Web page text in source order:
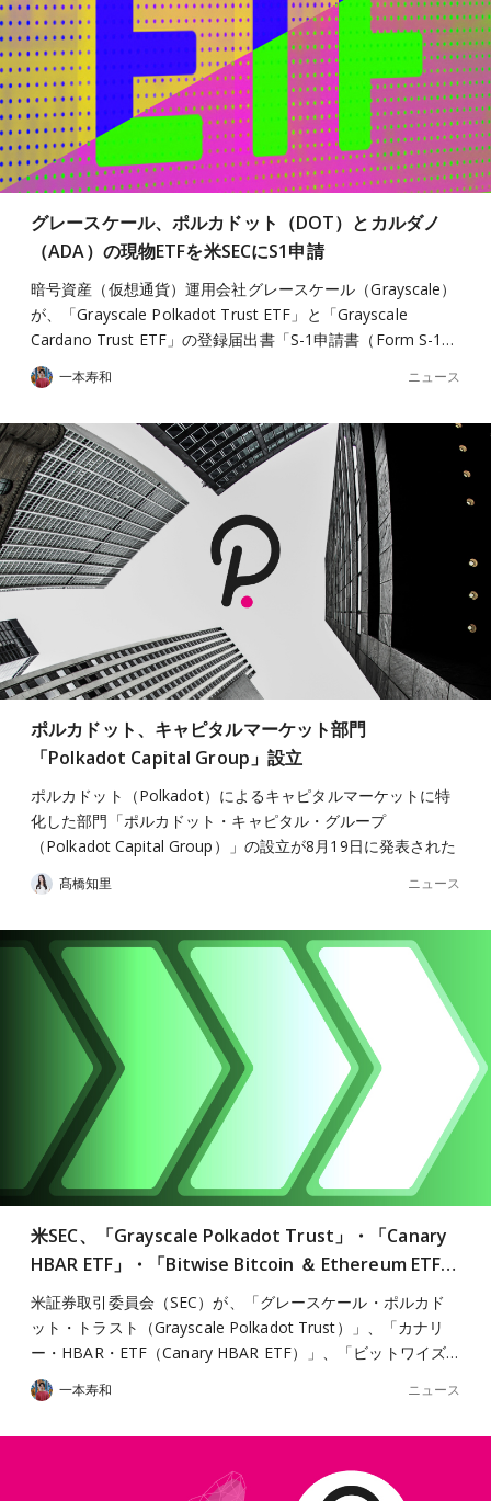
グレースケール、ポルカドット（DOT）とカルダノ
（ADA）の現物ETFを米SECにS1申請
暗号資産（仮想通貨）運用会社グレースケール（Grayscale）
が、「Grayscale Polkadot Trust ETF」と「Grayscale
Cardano Trust ETF」の登録届出書「S-1申請書（Form S-1…
一本寿和 ニュース
ポルカドット、キャピタルマーケット部門
「Polkadot Capital Group」設立
ポルカドット（Polkadot）によるキャピタルマーケットに特
化した部門「ポルカドット・キャピタル・グループ
（Polkadot Capital Group）」の設立が8月19日に発表された
髙橋知里 ニュース
米SEC、「Grayscale Polkadot Trust」・「Canary
HBAR ETF」・「Bitwise Bitcoin ＆ Ethereum ETF…
米証券取引委員会（SEC）が、「グレースケール・ポルカド
ット・トラスト（Grayscale Polkadot Trust）」、「カナリ
ー・HBAR・ETF（Canary HBAR ETF）」、「ビットワイズ…
一本寿和 ニュース